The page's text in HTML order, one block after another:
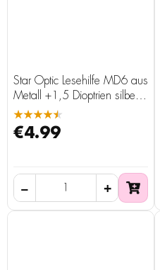
Star Optic Lesehilfe MD6 aus
Metall +1,5 Dioptrien silber
glänzend
★★★★★
€4.99